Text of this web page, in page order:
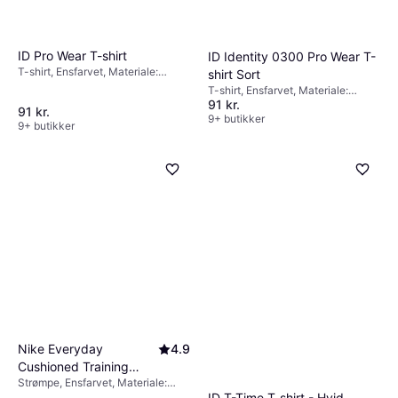
ID Pro Wear T-shirt
T-shirt, Ensfarvet, Materiale:
91 kr.
9+ butikker
ID Identity 0300 Pro Wear T-
shirt Sort
T-shirt, Ensfarvet, Materiale:
Bomuld
91 kr.
9+ butikker
Nike Everyday
Cushioned Training
Crew Socks 3-pack -
4.9
Strømpe, Ensfarvet, Materiale: